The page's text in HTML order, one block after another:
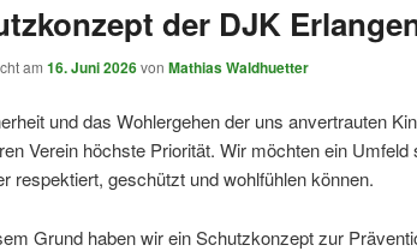
der DJK
am 16. Juni 2026von Mathias Waldhuetter
und das Wohlergehen der uns anvertrauten
Verein höchste Priorität. Wir möchten ein
respektiert, geschützt und wohlfühlen können.
Grund haben wir ein Schutzkonzept zur